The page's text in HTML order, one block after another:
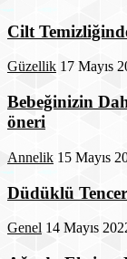
Cilt
Güzellik 17 Mayıs
Bebeğinizin
öneri
Annelik 15 Mayıs
Düdüklü
Genel 14 Mayıs